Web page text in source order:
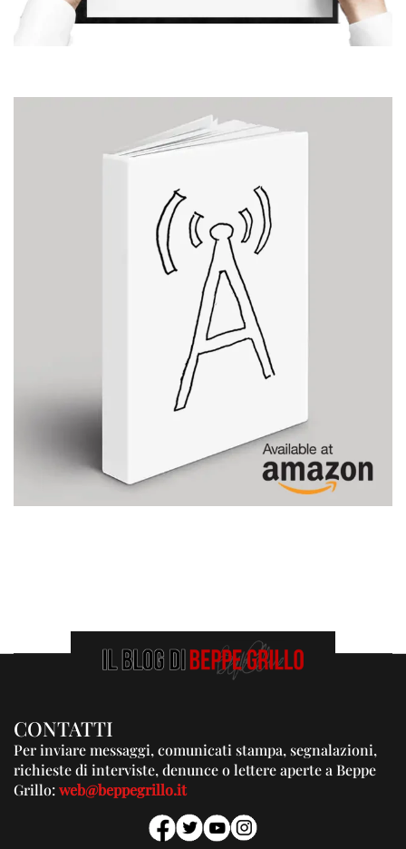
CONTATTI
Per inviare messaggi, comunicati stampa, segnalazioni,
richieste di interviste, denunce o lettere aperte a Beppe
Grillo:web@beppegrillo.it